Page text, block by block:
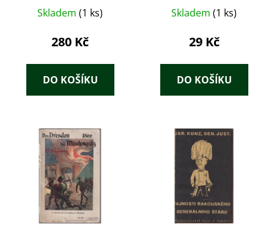
Skladem (1 ks)
280 Kč
DO KOŠÍKU
Skladem (1 ks)
29 Kč
DO KOŠÍKU